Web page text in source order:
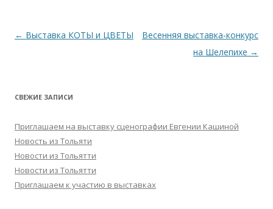
Навигация
← Выставка КОТЫ и ЦВЕТЫ
Весенняя выставка-конкурс
на Шелепихе →
СВЕЖИЕ ЗАПИСИ
Приглашаем на выставку сценографии Евгении Кашиной
Новость из Тольяти
Новости из Тольятти
Новости из Тольятти
Приглашаем к участию в выставках